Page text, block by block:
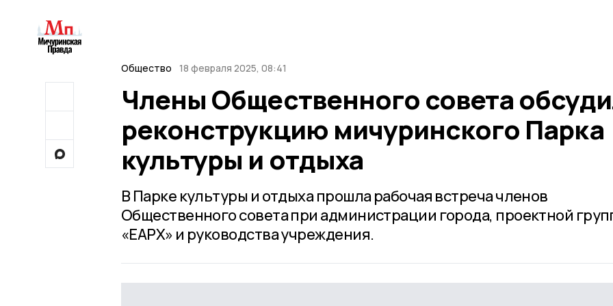
Общество 18 февраля 2025, 08:41
Члены Общественного совета
реконструкцию мичуринского Парка
культуры и отдыха
В Парке культуры и отдыха прошла рабочая встреча членов
Общественного совета при администрации города, проектной
«ЕАРХ» и руководства учреждения.